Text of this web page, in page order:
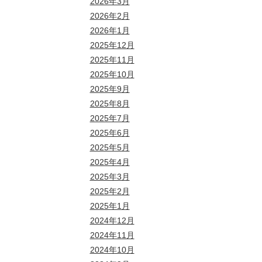
2026年2月
2026年1月
2025年12月
2025年11月
2025年10月
2025年9月
2025年8月
2025年7月
2025年6月
2025年5月
2025年4月
2025年3月
2025年2月
2025年1月
2024年12月
2024年11月
2024年10月